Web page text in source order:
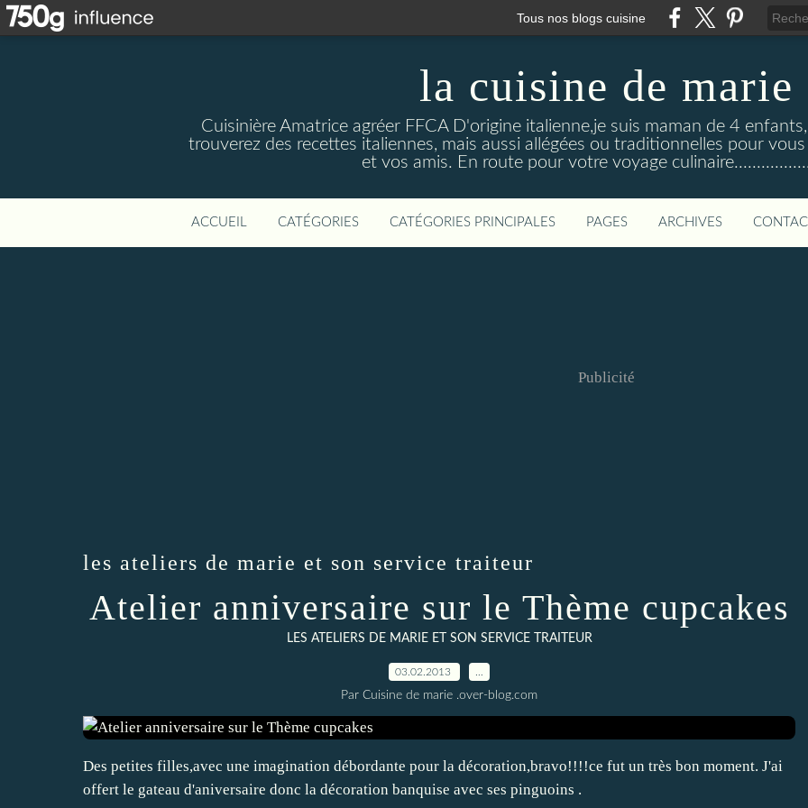
Tous nos blogs cuisine
la cuisine de marie
Cuisinière Amatrice agréer FFCA D'origine italienne,je suis maman de 4
trouverez des recettes italiennes, mais aussi allégées ou traditionnelles pour
et vos amis. En route pour votre voyage
ACCUEIL CATÉGORIES CATÉGORIES PRINCIPALES PAGES ARCHIVES
Publicité
les ateliers de marie et son service traiteur
Atelier anniversaire sur le Thème cupcakes
LES ATELIERS DE MARIE ET SON SERVICE TRAITEUR
03.02.2013
Par Cuisine de marie .over-blog.com
Des petites filles,avec une imagination débordante pour la décoration,bravo!!!!ce fut un très bon moment. J'ai
offert le gateau d'aniversaire donc la décoration banquise avec ses pinguoins .